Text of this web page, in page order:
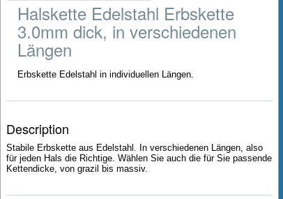
Halskette Edelstahl Erbskette
3.0mm dick, in verschiedenen
Längen
Erbskette Edelstahl in individuellen Längen.
Description
Stabile Erbskette aus Edelstahl. In verschiedenen Längen, also
für jeden Hals die Richtige. Wählen Sie auch die für Sie passende
Kettendicke, von grazil bis massiv.